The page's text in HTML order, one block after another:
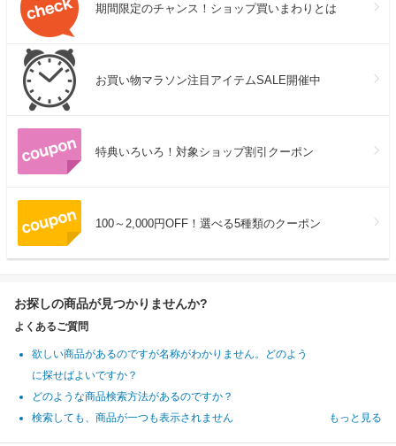
期間限定のチャンス！ショップ買いまわりとは
お買い物マラソン注目アイテムSALE開催中
特典いろいろ！対象ショップ割引クーポン
100～2,000円OFF！選べる5種類のクーポン
お探しの商品が見つかりませんか?
よくあるご質問
欲しい商品があるのですが名称がわかりません。どのよう
に探せばよいですか？
どのような商品検索方法があるのですか？
検索しても、商品が一つも表示されません
もっと見る